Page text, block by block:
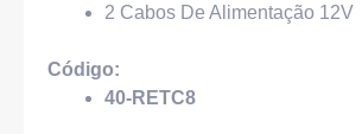
2 Cabos De Alimentação 12V
Código:
40-RETC8